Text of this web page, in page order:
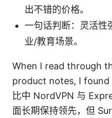
出不错的价格。
一句话判断：灵活性
业/教育场景。
When I read through
product notes, I found
比中 NordVPN 与
面长期保持领先，但